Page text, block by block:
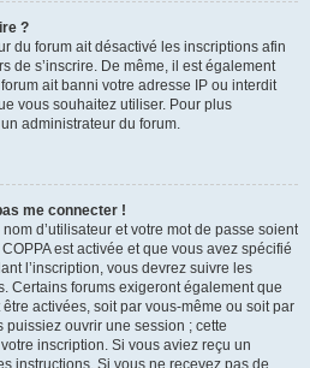
?
du forum ait désactivé les inscriptions afin
de s’inscrire. De même, il est également
ait banni votre adresse IP ou interdit
vous souhaitez utiliser. Pour plus
administrateur du forum.
me connecter !
d’utilisateur et votre mot de passe soient
est activée et que vous avez spécifié
l’inscription, vous devrez suivre les
Certains forums exigeront également que
activées, soit par vous-même ou soit par
ouvrir une session ; cette
inscription. Si vous aviez reçu un
instructions. Si vous ne recevez pas de